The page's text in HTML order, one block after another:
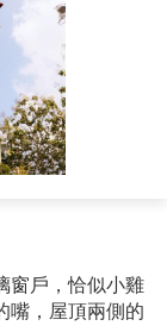
窗戶，恰似小雞
嘴，屋頂兩側的